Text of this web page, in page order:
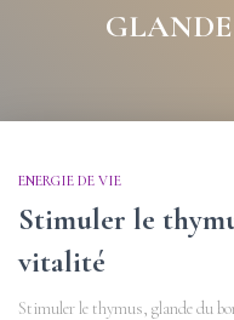
ENERGIE DE VIE
Stimuler le
vitalité
Stimuler le thymus, glande du